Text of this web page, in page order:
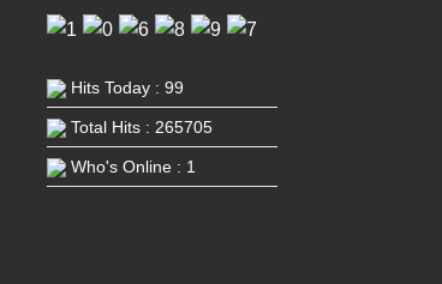
Hits Today : 99
Total Hits : 265705
Who's Online : 1